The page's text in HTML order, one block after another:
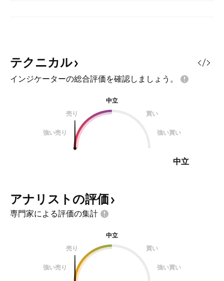
テクニカル
インジケーターの総合評価を確認しましょう。
中立
売り
買い
強い売り 強い買い
中立
アナリストの評価
専門家による評価の集計
中立
売り
買い
強い売り 強い買い